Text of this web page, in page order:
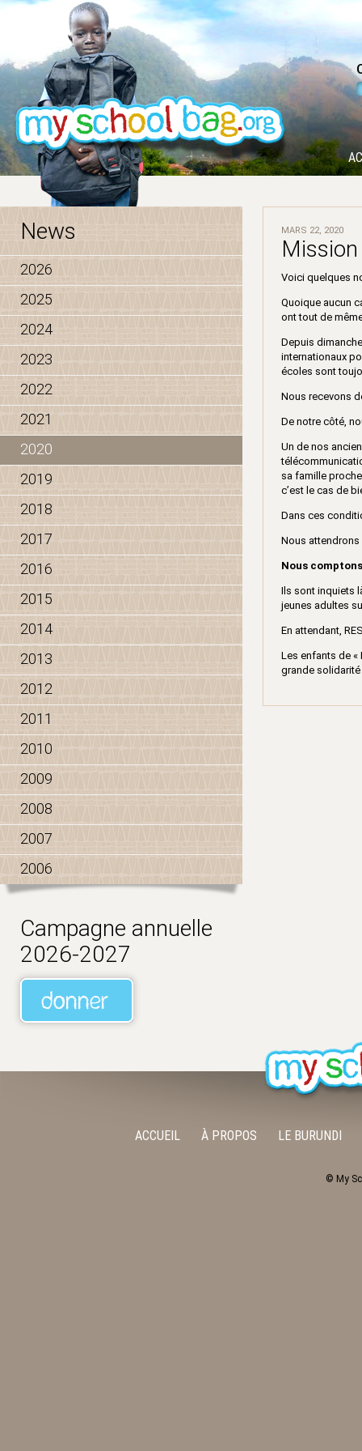
News
2026
2025
2024
2023
2022
2021
2020
2019
2018
2017
2016
2015
2014
2013
2012
2011
2010
2009
2008
2007
2006
Campagne annuelle
2026-2027
MARS 22, 2020
Voici quelques
Quoique aucun
ont tout de
Depuis
internationaux
écoles sont
Nous recevons
De notre côté,
Un de nos
sa famille
c’est le cas de
Dans ces
Nous attendrons
Nous
Ils sont inquiets
jeunes adultes
En attendant,
Les enfants de «
grande solidarité
ACCUEIL À PROPOS LE BURUNDI
© My